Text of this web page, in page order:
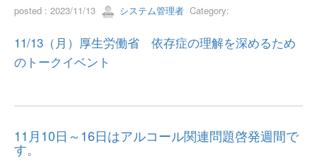
posted : 2023/11/13 システム管理者 Category:
11/13（月）厚生労働省 依存症の理解を深めるため
のトークイベント
11月10日～16日はアルコール関連問題啓発週間で
す。